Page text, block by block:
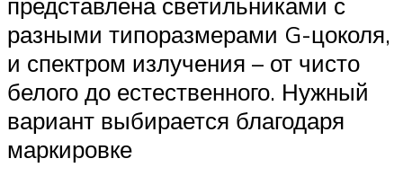
разными типоразмерами G-цоколя,
и спектром излучения – от чисто
белого до естественного. Нужный
вариант выбирается благодаря
маркировке